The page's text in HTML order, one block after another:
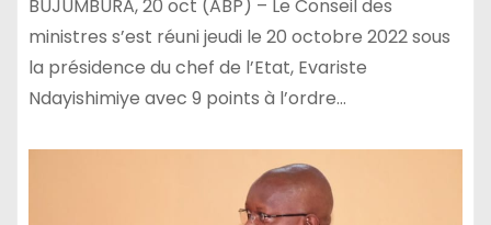
BUJUMBURA, 20 oct (ABP) – Le Conseil des
ministres s’est réuni jeudi le 20 octobre 2022 sous
la présidence du chef de l’Etat, Evariste
Ndayishimiye avec 9 points à l’ordre…